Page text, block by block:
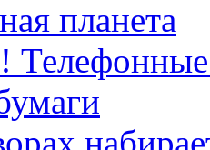
планета